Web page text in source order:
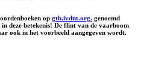
op gtb.ivdnt.org. genoemd
deze betekenis! De flint van de vaarboom
ook in het voorbeeld aangegeven wordt.